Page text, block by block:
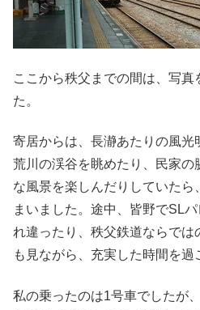
ここから秩父までの間は、写真
た。
寄居からは、長瀞あたりの風光
荒川の渓谷を眺めたり、民家の
な風景を楽しんだりしていたら
まいました。途中、皆野でSL
れ違ったり、秩父鉄道ならでは
も見ながら、充実した時間を過
私の乗ったのは1号車でしたが